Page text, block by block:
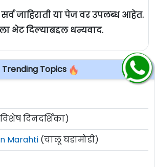
जाहिराती या पेज वर उपलब्ध आहेत.
भेट दिल्याबद्दल धन्यवाद.
Trending Topics
दिनदर्शिका)
Marahti (चालू घडामोडी)